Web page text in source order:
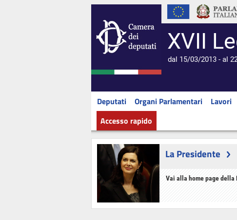
XVII
dal 15/03/2013 - al
Deputati Organi Parlamentari Lavori
Accesso rapido
La Presidente
Vai alla home page della